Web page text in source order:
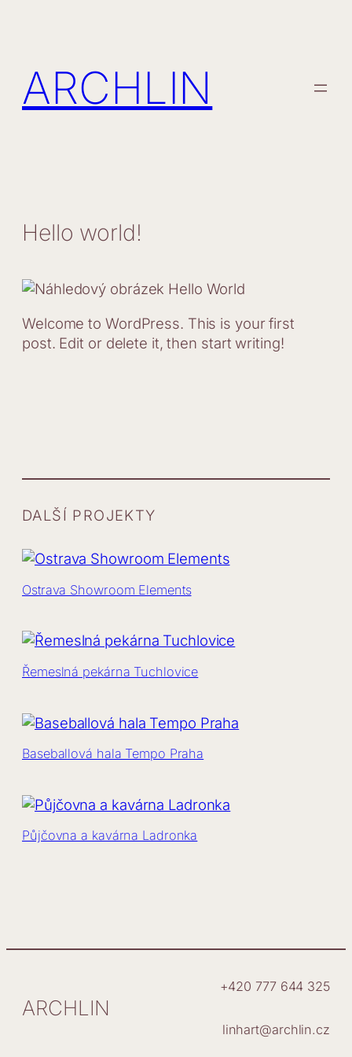
ARCHLIN
Hello world!
Welcome to WordPress. This is your first
post. Edit or delete it, then start writing!
DALŠÍ PROJEKTY
Ostrava Showroom Elements
Řemeslná pekárna Tuchlovice
Baseballová hala Tempo Praha
Půjčovna a kavárna Ladronka
ARCHLIN
+420 777 644 325
linhart@archlin.cz